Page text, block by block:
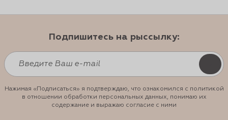
Подпишитесь на рыссылку:
Нажимая «Подписаться» я подтверждаю, что ознакомился с политикой
в отношении обработки персональных данных, понимаю их
содержание и выражаю согласие с ними